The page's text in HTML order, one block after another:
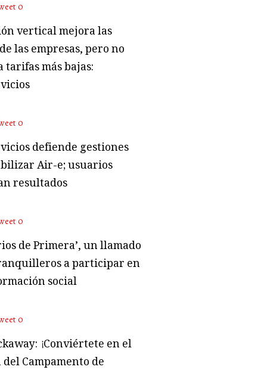
0
vertical mejora las
las empresas, pero no
más bajas:
0
defiende gestiones
Air-e; usuarios
resultados
0
de Primera’, un llamado
a participar en
social
0
¡Conviértete en el
del Campamento de